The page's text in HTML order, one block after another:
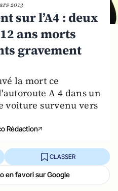
2013
sur l’A4 : deux
ans morts
gravement
la mort ce
A 4 dans un
voiture survenu vers
Rédaction
CLASSER
en favori sur Google